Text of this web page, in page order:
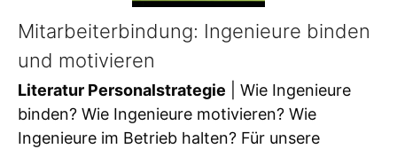
Mitarbeiterbindung: Ingenieure binden
und motivieren
Literatur Personalstrategie | Wie Ingenieure
binden? Wie Ingenieure motivieren? Wie
Ingenieure im Betrieb halten? Für unsere